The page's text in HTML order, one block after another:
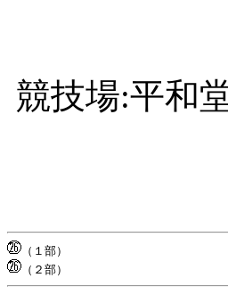
競技場:平和